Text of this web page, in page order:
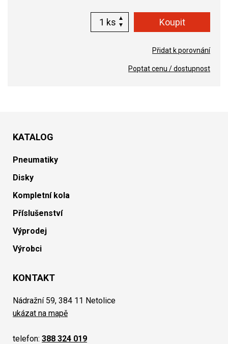
ks
Přidat k porovnání
Poptat cenu / dostupnost
KATALOG
Pneumatiky
Disky
Kompletní kola
Příslušenství
Výprodej
Výrobci
KONTAKT
Nádražní 59, 384 11 Netolice
ukázat na mapě
telefon: 388 324 019